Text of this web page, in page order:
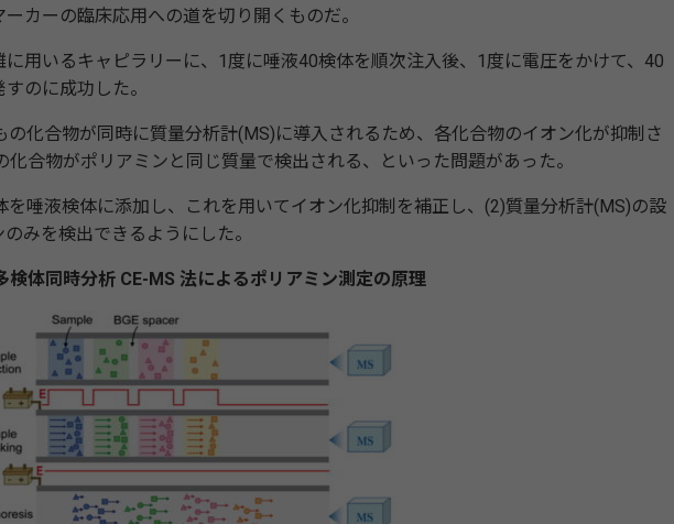
カーの臨床応用への道を切り開くものだ。
用いるキャピラリーに、1度に唾液40検体を順次注入後、1度に電圧をかけて、40
のに成功した。
化合物が同時に質量分析計(MS)に導入されるため、各化合物のイオン化が抑制さ
合物がポリアミンと同じ質量で検出される、といった問題があった。
唾液検体に添加し、これを用いてイオン化抑制を補正し、(2)質量分析計(MS)の設
みを検出できるようにした。
検体同時分析 CE-MS 法によるポリアミン測定の原理